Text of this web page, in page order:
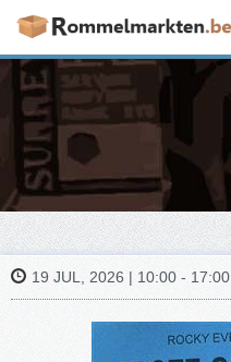
19 JUL, 2026 | 10:00 - 17:00